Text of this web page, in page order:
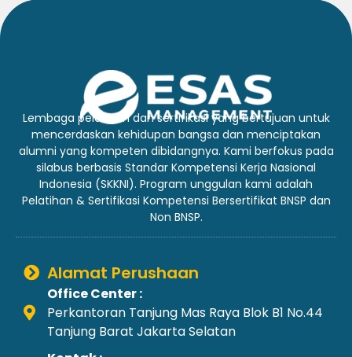
Lembaga pelatihan dan sertifikasi yang bertujuan untuk
mencerdaskan kehidupan bangsa dan menciptakan
alumni yang kompeten dibidangnya. Kami berfokus pada
silabus berbasis Standar Kompetensi Kerja Nasional
Indonesia (SKKNI). Program unggulan kami adalah
Pelatihan & Sertifikasi Kompetensi Bersertifikat BNSP dan
Non BNSP.
Alamat Perushaan
Office Center :
Perkantoran Tanjung Mas Raya Blok B1 No.44
Tanjung Barat Jakarta Selatan